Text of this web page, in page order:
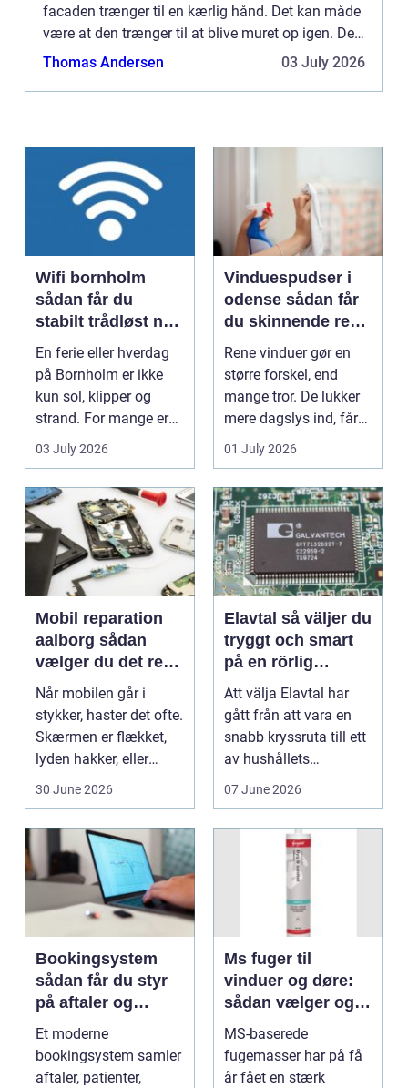
facaden trænger til en kærlig hånd. Det kan måde
være at den trænger til at blive muret op igen. Det
kan også være at det blot er nødvendigt at male
Thomas Andersen 03 July 2026
Wifi bornholm
sådan får du
stabilt trådløst net
på klippeøen
En ferie eller hverdag
på Bornholm er ikke
kun sol, klipper og
strand. For mange er
en stabil intern...
03 July 2026
Vinduespudser i
odense sådan får
du skinnende rene
ruder året rundt
Rene vinduer gør en
større forskel, end
mange tror. De lukker
mere dagslys ind, får
hjem og erhvervs...
01 July 2026
Mobil reparation
aalborg sådan
vælger du det rette
værksted
Når mobilen går i
stykker, haster det ofte.
Skærmen er flækket,
lyden hakker, eller
batteriet løber ...
30 June 2026
Elavtal så väljer du
tryggt och smart
på en rörlig
elmarknad
Att välja Elavtal har
gått från att vara en
snabb kryssruta till ett
av hushållets
viktigaste ekonom...
07 June 2026
Bookingsystem
sådan får du styr
på aftaler og
arbejdsgange
Et moderne
bookingsystem samler
aftaler, patienter,
Ms fuger til
vinduer og døre:
sådan vælger og
bruger du dem
rigtigt
MS-baserede
fugemasser har på få
år fået en stærk